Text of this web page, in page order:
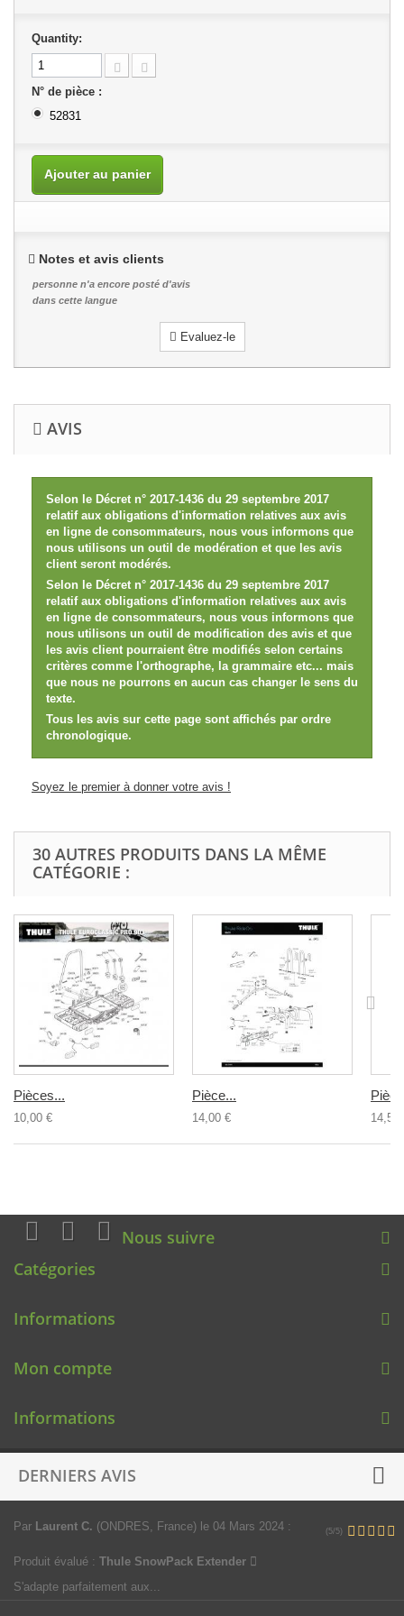
Quantity:
N° de pièce :
52831
Ajouter au panier
Notes et avis clients
personne n'a encore posté d'avis
dans cette langue
Evaluez-le
AVIS
Selon le Décret n° 2017-1436 du 29 septembre 2017
relatif aux obligations d'information relatives aux avis
en ligne de consommateurs, nous vous informons que
nous utilisons un outil de modération et que les avis
client seront modérés.
Selon le Décret n° 2017-1436 du 29 septembre 2017
relatif aux obligations d'information relatives aux avis
en ligne de consommateurs, nous vous informons que
nous utilisons un outil de modification des avis et que
les avis client pourraient être modifiés selon certains
critères comme l'orthographe, la grammaire etc... mais
que nous ne pourrons en aucun cas changer le sens du
texte.
Tous les avis sur cette page sont affichés par ordre
chronologique.
Soyez le premier à donner votre avis !
30 AUTRES PRODUITS DANS LA MÊME
CATÉGORIE :
Pièces...
10,00 €
Pièce...
14,00 € 14,50
Nous suivre
Catégories
Informations
Mon compte
Informations
DERNIERS AVIS
Par Laurent C. (ONDRES, France) le 04 Mars 2024 : (5/5)
Produit évalué : Thule SnowPack Extender
S'adapte parfaitement aux...